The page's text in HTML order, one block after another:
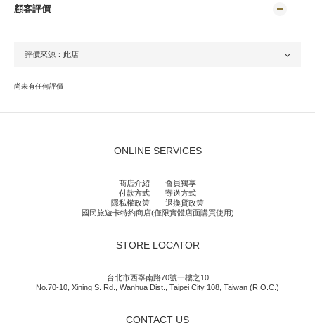
顧客評價
尚未有任何評價
ONLINE SERVICES
商店介紹
會員獨享
付款方式
寄送方式
隱私權政策
退換貨政策
國民旅遊卡特約商店(僅限實體店面購買使用)
STORE LOCATOR
台北市西寧南路70號一樓之10
No.70-10, Xining S. Rd., Wanhua Dist., Taipei City 108, Taiwan (R.O.C.)
CONTACT US